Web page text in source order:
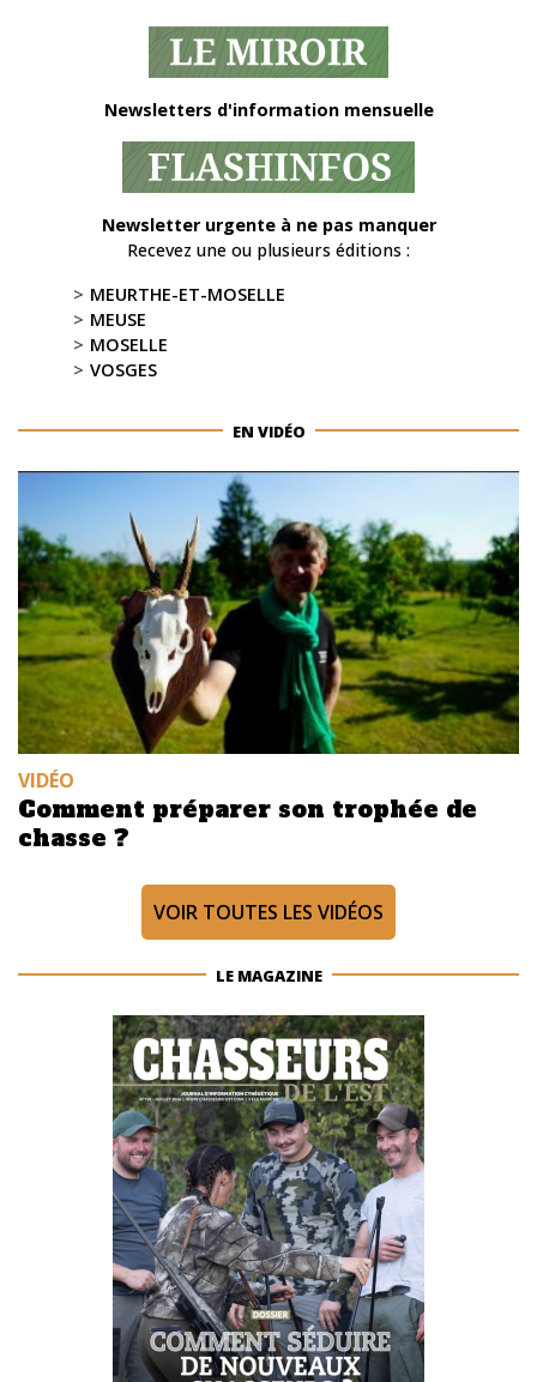
Newsletters d'information mensuelle
Newsletter urgente à ne pas manquer
Recevez une ou plusieurs éditions :
MEURTHE-ET-MOSELLE
MEUSE
MOSELLE
VOSGES
EN VIDÉO
VIDÉO
Comment préparer son trophée de
chasse ?
VOIR TOUTES LES VIDÉOS
LE MAGAZINE